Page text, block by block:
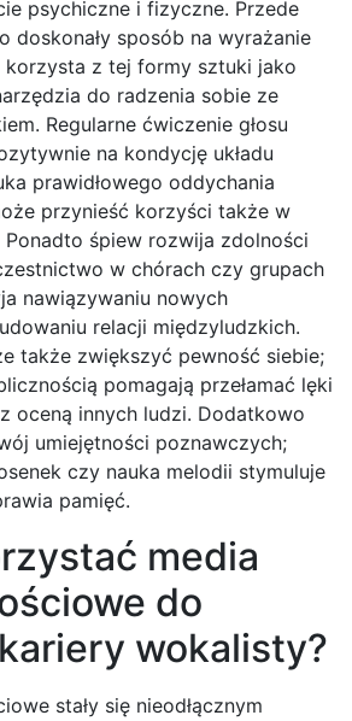
psychiczne i fizyczne. Przede
doskonały sposób na wyrażanie
korzysta z tej formy sztuki jako
do radzenia sobie ze
Regularne ćwiczenie głosu
na kondycję układu
prawidłowego oddychania
przynieść korzyści także w
śpiew rozwija zdolności
w chórach czy grupach
nawiązywaniu nowych
relacji międzyludzkich.
także zwiększyć pewność siebie;
pomagają przełamać lęki
oceną innych ludzi. Dodatkowo
umiejętności poznawczych;
czy nauka melodii stymuluje
pamięć.
media
do
wokalisty?
stały się nieodłącznym